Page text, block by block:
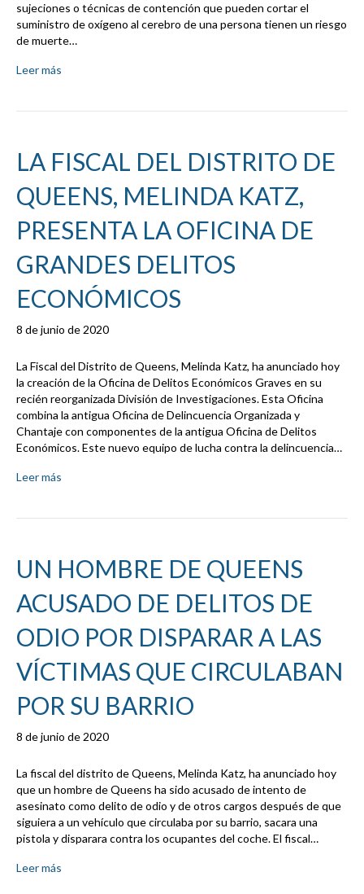
sujeciones o técnicas de contención que pueden cortar el
suministro de oxígeno al cerebro de una persona tienen un riesgo
de muerte…
Leer más
LA FISCAL DEL DISTRITO DE
QUEENS, MELINDA KATZ,
PRESENTA LA OFICINA DE
GRANDES DELITOS
ECONÓMICOS
8 de junio de 2020
La Fiscal del Distrito de Queens, Melinda Katz, ha anunciado hoy
la creación de la Oficina de Delitos Económicos Graves en su
recién reorganizada División de Investigaciones. Esta Oficina
combina la antigua Oficina de Delincuencia Organizada y
Chantaje con componentes de la antigua Oficina de Delitos
Económicos. Este nuevo equipo de lucha contra la delincuencia…
Leer más
UN HOMBRE DE QUEENS
ACUSADO DE DELITOS DE
ODIO POR DISPARAR A LAS
VÍCTIMAS QUE CIRCULABAN
POR SU BARRIO
8 de junio de 2020
La fiscal del distrito de Queens, Melinda Katz, ha anunciado hoy
que un hombre de Queens ha sido acusado de intento de
asesinato como delito de odio y de otros cargos después de que
siguiera a un vehículo que circulaba por su barrio, sacara una
pistola y disparara contra los ocupantes del coche. El fiscal…
Leer más